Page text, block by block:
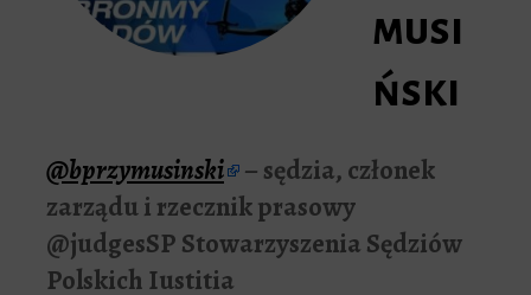
musi
ński
@bprzymusinski – sędzia, członek
zarządu i rzecznik prasowy
@judgesSP Stowarzyszenia Sędziów
Polskich Iustitia